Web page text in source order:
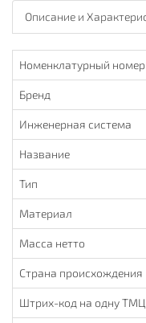
Описание и
Номенклатурный номер
Бренд
Инженерная система
Название
Тип
Материал
Масса нетто
Страна происхождения
Штрих-код на одну ТМЦ